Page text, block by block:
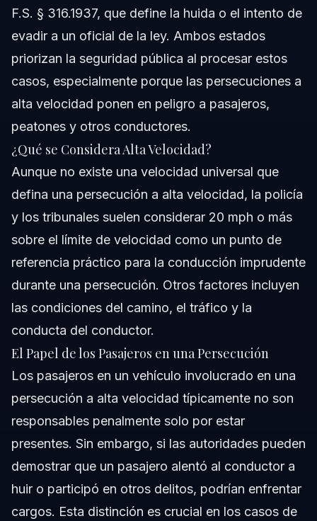
F.S. § 316.1937, que define la huida o el intento de
evadir a un oficial de la ley. Ambos estados
priorizan la seguridad pública al procesar estos
casos, especialmente porque las persecuciones a
alta velocidad ponen en peligro a pasajeros,
peatones y otros conductores.
¿Qué se Considera Alta Velocidad?
Aunque no existe una velocidad universal que
defina una persecución a alta velocidad, la policía
y los tribunales suelen considerar 20 mph o más
sobre el límite de velocidad como un punto de
referencia práctico para la conducción imprudente
durante una persecución. Otros factores incluyen
las condiciones del camino, el tráfico y la
conducta del conductor.
El Papel de los Pasajeros en una Persecución
Los pasajeros en un vehículo involucrado en una
persecución a alta velocidad típicamente no son
responsables penalmente solo por estar
presentes. Sin embargo, si las autoridades pueden
demostrar que un pasajero alentó al conductor a
huir o participó en otros delitos, podrían enfrentar
cargos. Esta distinción es crucial en los casos de